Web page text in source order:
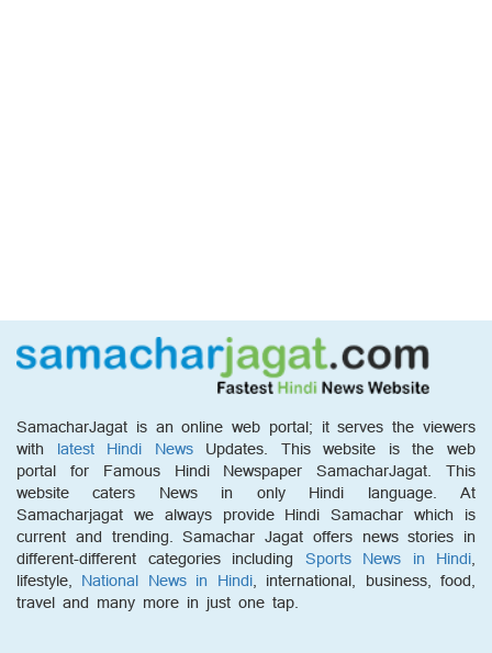
SamacharJagat is an online web portal; it serves the viewers
with latest Hindi NewsUpdates. This website is the web
portal for Famous Hindi Newspaper SamacharJagat. This
website caters News in only Hindi language. At
Samacharjagat we always provide Hindi Samachar which is
current and trending. Samachar Jagat offers news stories in
different-different categories including Sports News in Hindi,
lifestyle, National News in Hindi, international, business, food,
travel and many more in just one tap.